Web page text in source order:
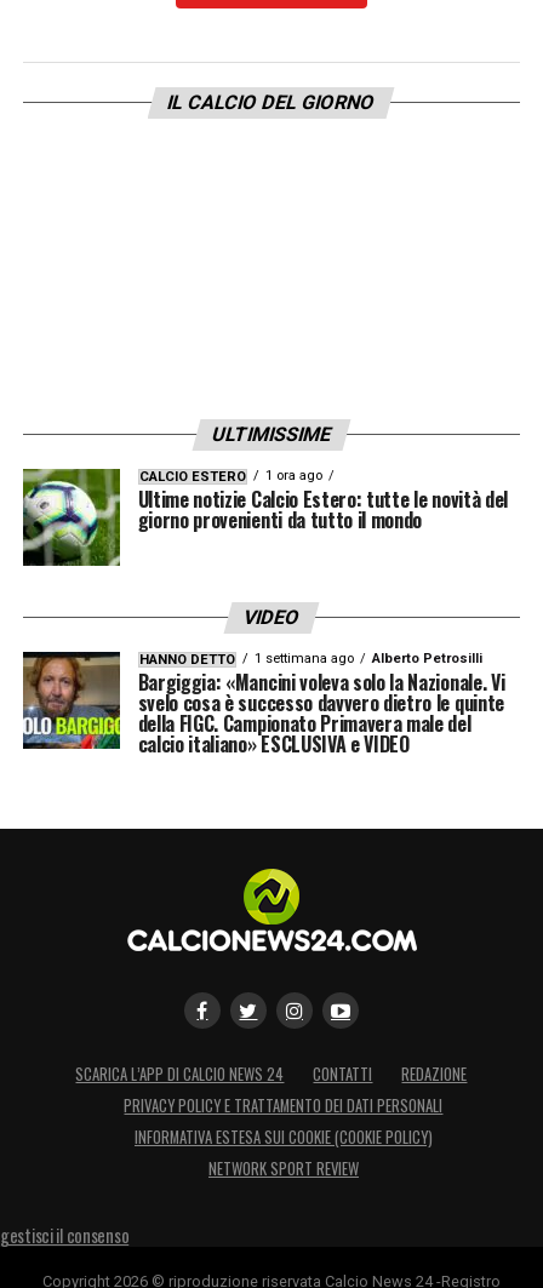
IL CALCIO DEL GIORNO
ULTIMISSIME
CALCIO ESTERO 1 ora ago
Ultime notizie Calcio Estero: tutte le novità del
giorno provenienti da tutto il mondo
VIDEO
HANNO DETTO 1 settimana ago Alberto Petrosilli
Bargiggia: «Mancini voleva solo la Nazionale. Vi
svelo cosa è successo davvero dietro le quinte
della FIGC. Campionato Primavera male del
calcio italiano» ESCLUSIVA e VIDEO
SCARICA L’APP DI CALCIO NEWS 24 CONTATTI
REDAZIONE
PRIVACY POLICY E TRATTAMENTO DEI DATI PERSONALI
INFORMATIVA ESTESA SUI COOKIE (COOKIE POLICY)
NETWORK SPORT REVIEW
gestisci il consenso
Copyright 2026 © riproduzione riservata Calcio News 24 -Registro